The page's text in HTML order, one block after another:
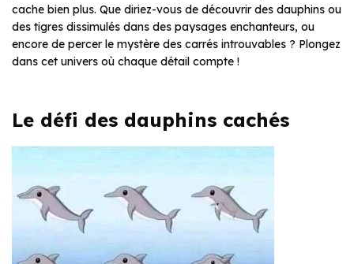
cache bien plus. Que diriez-vous de découvrir des dauphins ou
des tigres dissimulés dans des paysages enchanteurs, ou
encore de percer le mystère des carrés introuvables ? Plongez
dans cet univers où chaque détail compte !
Le défi des dauphins cachés